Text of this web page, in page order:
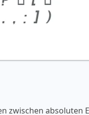
zwischen absoluten